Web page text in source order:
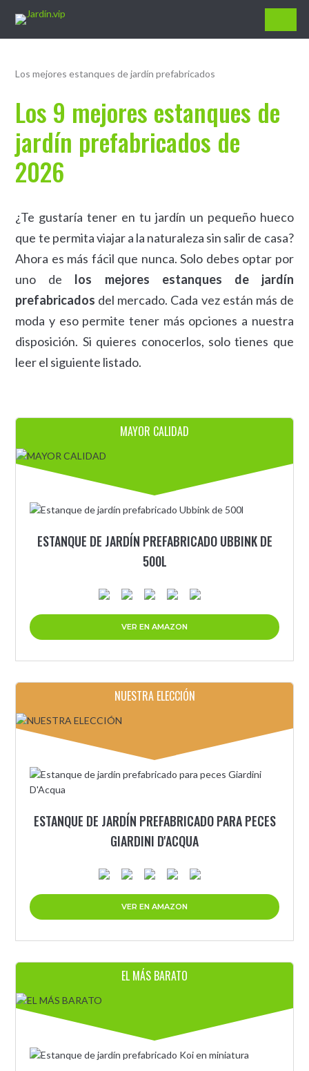
Jardín.vip
Los mejores estanques de jardín prefabricados
Los 9 mejores estanques de
jardín prefabricados de
2026
¿Te gustaría tener en tu jardín un pequeño hueco
que te permita viajar a la naturaleza sin salir de casa?
Ahora es más fácil que nunca. Solo debes optar por
uno de los mejores estanques de jardín
prefabricados del mercado. Cada vez están más de
moda y eso permite tener más opciones a nuestra
disposición. Si quieres conocerlos, solo tienes que
leer el siguiente listado.
MAYOR CALIDAD
ESTANQUE DE JARDÍN PREFABRICADO UBBINK DE
500L
VER EN AMAZON
NUESTRA ELECCIÓN
ESTANQUE DE JARDÍN PREFABRICADO PARA PECES
GIARDINI D'ACQUA
VER EN AMAZON
EL MÁS BARATO